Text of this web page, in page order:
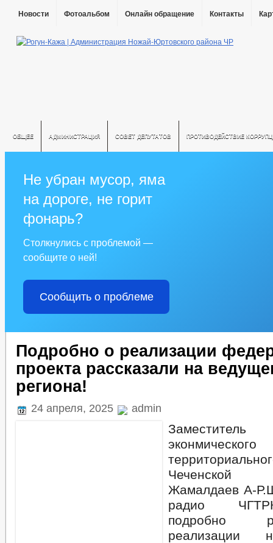
Новости Фотоальбом Онлайн обращение Контакты
ОБЩЕЕ АДМИНИСТРАЦИЯ СОВЕТ ДЕПУТАТОВ ПРОТИВОДЕЙСТВИЕ
Не убран мусор, яма
на дороге, не горит
фонарь?
Столкнулись с проблемой —
сообщите о ней!
Сообщить о проблеме
Подробно о реализации
проекта рассказали на
региона!
24 апреля, 2025 admin
Чеченской
Жамалдаев А-
радио
подробно
реализации